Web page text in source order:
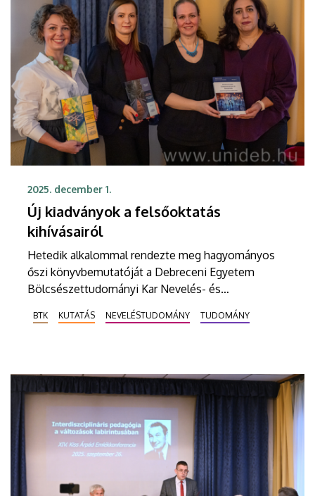
2025. december 1.
Új kiadványok a felsőoktatás
kihívásairól
Hetedik alkalommal rendezte meg hagyományos
őszi könyvbemutatóját a Debreceni Egyetem
Bölcsészettudományi Kar Nevelés- és
Tudományos Akadémia Debreceni Területi
rendezvényen a debreceni oktatáskutató műhely
legfrissebb kutatási eredményeiből készült három
kötet került a középpontba.
BTK KUTATÁS NEVELÉSTUDOMÁNY TUDOMÁNY